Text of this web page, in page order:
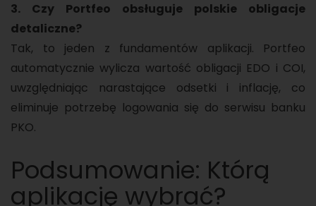
3. Czy Portfeo obsługuje polskie obligacje
detaliczne?
Tak, to jeden z fundamentów aplikacji. Portfeo
automatycznie wylicza wartość obligacji EDO i COI,
uwzględniając narastające odsetki i inflację, co
eliminuje potrzebę logowania się do serwisu banku
PKO.
Podsumowanie: Którą
aplikację wybrać?